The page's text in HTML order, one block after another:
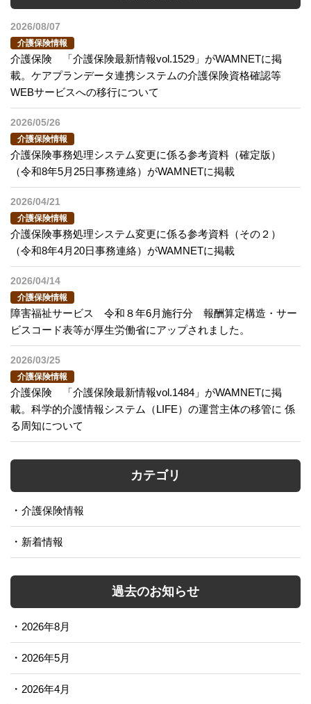
2026/08/07
介護保険情報
介護保険 「介護保険最新情報vol.1529」がWAMNETに掲
載。ケアプランデータ連携システムの介護保険資格確認等
WEBサービスへの移行について
2026/05/26
介護保険情報
介護保険事務処理システム変更に係る参考資料（確定版）
（令和8年5月25日事務連絡）がWAMNETに掲載
2026/04/21
介護保険情報
介護保険事務処理システム変更に係る参考資料（その２）
（令和8年4月20日事務連絡）がWAMNETに掲載
2026/04/14
介護保険情報
障害福祉サービス 令和８年6月施行分 報酬算定構造・サー
ビスコード表等が厚生労働省にアップされました。
2026/03/25
介護保険情報
介護保険 「介護保険最新情報vol.1484」がWAMNETに掲
載。科学的介護情報システム（LIFE）の運営主体の移管に 係
る周知について
カテゴリ
介護保険情報
新着情報
過去のお知らせ
2026年8月
2026年5月
2026年4月